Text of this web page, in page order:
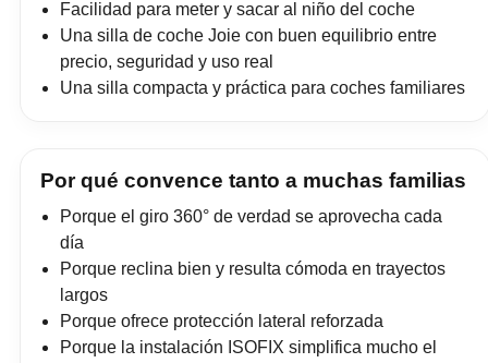
Facilidad para meter y sacar al niño del coche
Una silla de coche Joie con buen equilibrio entre
precio, seguridad y uso real
Una silla compacta y práctica para coches familiares
Por qué convence tanto a muchas familias
Porque el giro 360° de verdad se aprovecha cada
día
Porque reclina bien y resulta cómoda en trayectos
largos
Porque ofrece protección lateral reforzada
Porque la instalación ISOFIX simplifica mucho el